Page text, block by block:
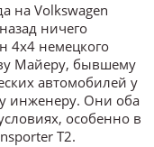
на Volkswagen
ничего
4х4 немецкого
Майеру, бывшему
автомобилей у
инженеру. Они оба
особенно в
T2.